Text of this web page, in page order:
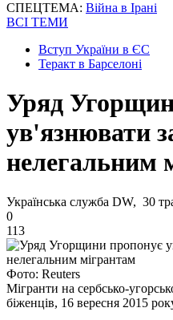
СПЕЦТЕМА: Війна в Ірані
ВСІ ТЕМИ
Вступ України в ЄС
Теракт в Барселоні
Уряд
ув'язнювати
нелегальним
Українська служба DW, 30
0
113
Фото: Reuters
Мігранти на сербсько-
біженців, 16 вересня 2015